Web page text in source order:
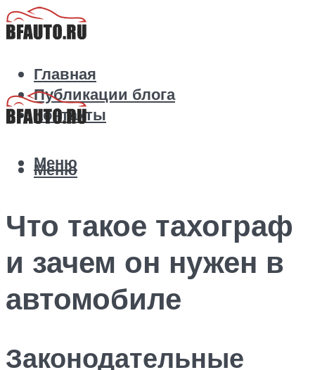
Главная
Публикации блога
Контакты
Меню
Меню
Что такое тахограф
и зачем он нужен в
автомобиле
Законодательные